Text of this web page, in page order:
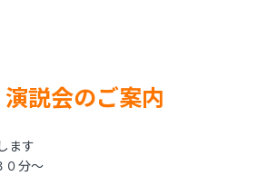
説会のご案内
ます
０分～